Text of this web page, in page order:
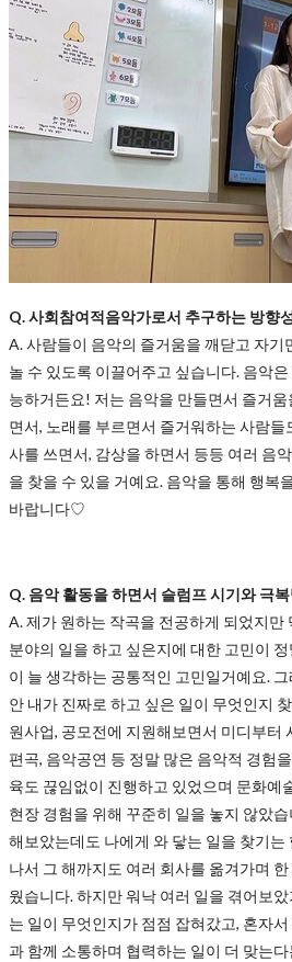
Q. 사회참여적음악가로서 추구하는 방향
A. 사람들이 음악의 즐거움을 깨닫고 자기
놀 수 있도록 이끌어주고 싶습니다. 음악
능하거든요! 저는 음악을 만들면서 즐거
면서, 노래를 부르면서 즐거워하는 사람
사를 쓰면서, 감상을 하면서 등등 여러 음
을 찾을 수 있을 거예요. 음악을 통해 행복
바랍니다♡
Q. 음악 활동을 하면서 슬럼프 시기와 극
A. 제가 원하는 작곡을 전공하게 되었지만
분야의 일을 하고 싶은지에 대한 고민이
이 늘 생각하는 공통적인 고민일거예요.
안 내가 진짜로 하고 싶은 일이 무엇인지
원사업, 공모전에 지원해보면서 미디부터
편곡, 음악공연 등 정말 많은 음악적 경험
육도 끊임없이 진행하고 있었으며 문화예
현장 경험을 위해 꾸준히 일을 놓지 않았
해보았는데도 나에게 와 닿는 일을 찾기는
나서 그 해까지도 여러 회사를 옮겨가며
웠습니다. 하지만 워낙 여러 일을 겪어보
는 일이 무엇인지가 점점 잡혀갔고, 혼자
과 함께 소통하며 협력하는 일이 더 맞는